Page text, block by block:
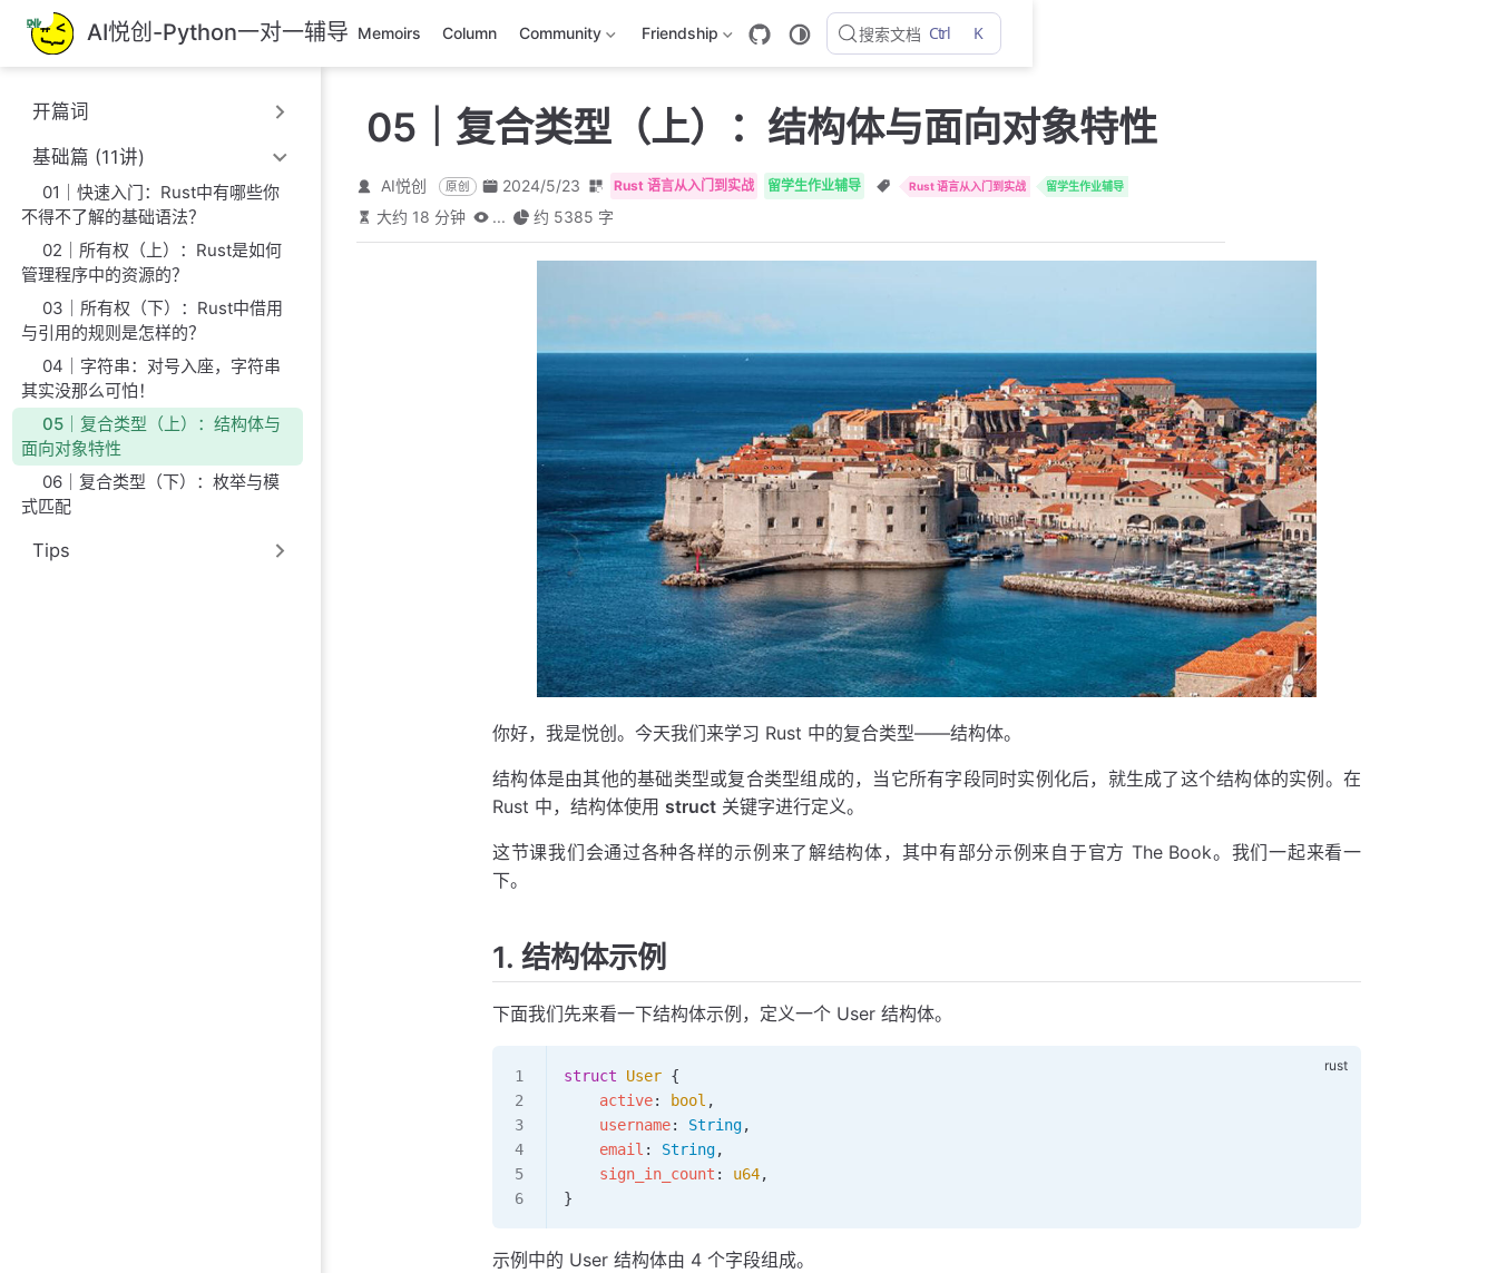
跳
至
主
內
容
AI悦创-Python一对一辅导 Memoirs Column Community Friendship 搜索文档 Ctrl K
开篇词
基础篇 (11讲)
01｜快速入门：Rust中有哪些你
不得不了解的基础语法？
02｜所有权（上）：Rust是如何
管理程序中的资源的？
03｜所有权（下）：Rust中借用
与引用的规则是怎样的？
04｜字符串：对号入座，字符串
其实没那么可怕！
05｜复合类型（上）：结构体与
面向对象特性
06｜复合类型（下）：枚举与模
式匹配
Tips
05｜复合类型（上）：结构体与面向对象特性
AI悦创 原创 2024/5/23 Rust 语言从入门到实战 留学生作业辅导 Rust 语言从入门到实战 留学生作业辅导
大约 18 分钟 ... 约 5385 字
你好，我是悦创。今天我们来学习 Rust 中的复合类型——结构体。
结构体是由其他的基础类型或复合类型组成的，当它所有字段同时实例化后，就生成了这个结构体的实例。在
Rust 中，结构体使用 struct 关键字进行定义。
这节课我们会通过各种各样的示例来了解结构体，其中有部分示例来自于官方 The Book。我们一起来看一
下。
1. 结构体示例
下面我们先来看一下结构体示例，定义一个 User 结构体。
struct User {
    active
: bool ,
    username
: String,
    email
: String,
    sign_in_count
: u64,
}
示例中的 User 结构体由 4 个字段组成。